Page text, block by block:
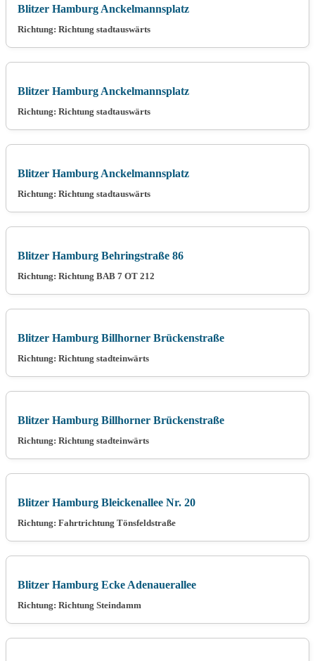
Blitzer Hamburg Anckelmannsplatz
Richtung: Richtung stadtauswärts
Blitzer Hamburg Anckelmannsplatz
Richtung: Richtung stadtauswärts
Blitzer Hamburg Anckelmannsplatz
Richtung: Richtung stadtauswärts
Blitzer Hamburg Behringstraße 86
Richtung: Richtung BAB 7 OT 212
Blitzer Hamburg Billhorner Brückenstraße
Richtung: Richtung stadteinwärts
Blitzer Hamburg Billhorner Brückenstraße
Richtung: Richtung stadteinwärts
Blitzer Hamburg Bleickenallee Nr. 20
Richtung: Fahrtrichtung Tönsfeldstraße
Blitzer Hamburg Ecke Adenauerallee
Richtung: Richtung Steindamm